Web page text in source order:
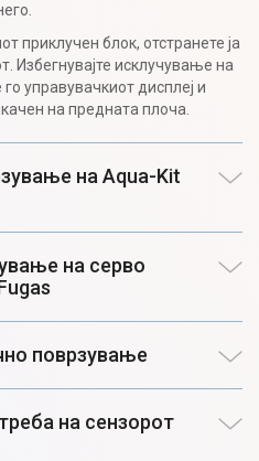
приклучен блок, отстранете ја
Избегнувајте исклучување на
управувачкиот дисплеј и
на предната плоча.
на Aqua-Kit
на серво
поврзување
на сензорот